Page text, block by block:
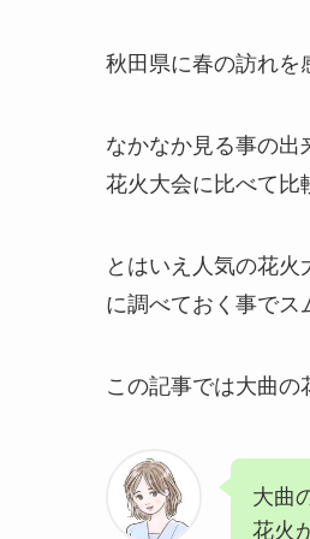
秋田県に春の訪れを
なかなか見る事の出
花火大会に比べて比
とはいえ人気の花
に調べておく事でス
この記事では大曲の
大曲
花火